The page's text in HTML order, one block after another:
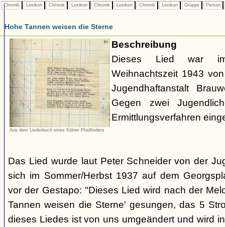
Chronik Lexikon Chronik Lexikon Chronik Lexikon Chronik Lexikon Gruppe Person
Hohe Tannen weisen die Sterne
Aus dem Liederbuch eines Kölner Pfadfinders
Beschreibung
Dieses Lied war
Weihnachtszeit 1943
Jugendhaftanstalt
Gegen zwei
Ermittlungsverfahren
Das Lied wurde laut Peter Schneider von der
sich im Sommer/Herbst 1937 auf dem
vor der Gestapo: "Dieses Lied wird nach der
Tannen weisen die Sterne' gesungen, das 5
dieses Liedes ist von uns umgeändert und wird